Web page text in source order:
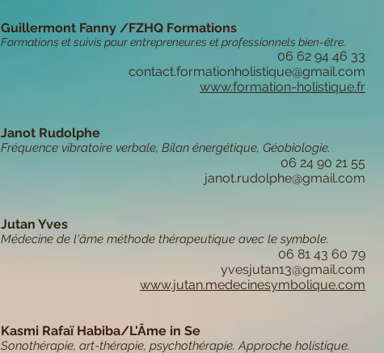
Guillermont Fanny /FZHQ Formations
Formations et suivis pour entrepreneur.es et professionnels bien-être.
06 62 94 46 33
contact.formationholistique@gmail.com
www.formation-holistique.fr
Janot Rudolphe
Fréquence vibratoire verbale, Bilan énergétique, Géobiologie.
06 24 90 21 55
janot.rudolphe@gmail.com
Jutan Yves
Médecine de l'âme méthode thérapeutique avec le symbole.
06 81 43 60 79
yvesjutan13@gmail.com
www.jutan.medecinesymbolique.com
Kasmi Rafaï Habiba/L'Âme in Se
Sonothérapie, art-thérapie, psychothérapie. Approche holistique.